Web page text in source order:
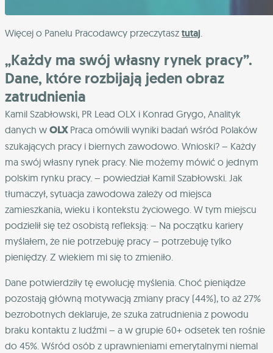
Więcej o Panelu Pracodawcy przeczytasz tutaj.
„Każdy ma swój własny rynek pracy”.
Dane, które rozbijają jeden obraz
zatrudnienia
Kamil Szabłowski, PR Lead OLX i Konrad Grygo, Analityk
danych w OLXPraca omówili wyniki badań wśród Polaków
szukających pracy i biernych zawodowo. Wnioski? – Każdy
ma swój własny rynek pracy. Nie możemy mówić o jednym
polskim rynku pracy. – powiedział Kamil Szabłowski. Jak
tłumaczył, sytuacja zawodowa zależy od miejsca
zamieszkania, wieku i kontekstu życiowego. W tym miejscu
podzielił się też osobistą refleksją: – Na początku kariery
myślałem, że nie potrzebuję pracy – potrzebuję tylko
pieniędzy. Z wiekiem mi się to zmieniło.
Dane potwierdziły tę ewolucję myślenia. Choć pieniądze
pozostają główną motywacją zmiany pracy (44%), to aż 27%
bezrobotnych deklaruje, że szuka zatrudnienia z powodu
braku kontaktu z ludźmi – a w grupie 60+ odsetek ten rośnie
do 45%. Wśród osób z uprawnieniami emerytalnymi niemal